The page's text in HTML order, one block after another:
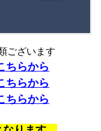
ございます
ちらから
ちらから
ちらから